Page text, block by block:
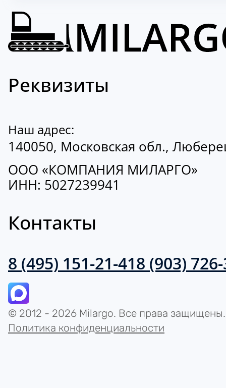
Реквизиты
Наш адрес:
140050, Московская обл.,
ООО «КОМПАНИЯ МИЛАРГО»
ИНН: 5027239941
Контакты
8 (495) 151-21-418 (903)
© 2012 - 2026 Milargo. Все права защищены.
Политика конфиденциальности